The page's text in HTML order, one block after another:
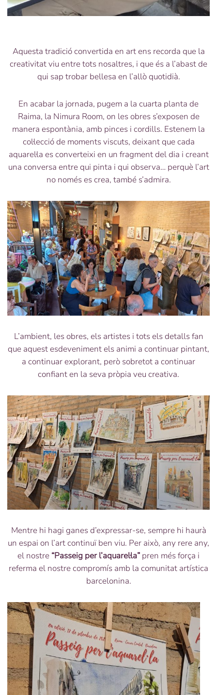
Aquesta tradició convertida en art ens recorda que la
creativitat viu entre tots nosaltres, i que és a l’abast de
qui sap trobar bellesa en l’allò quotidià.
En acabar la jornada, pugem a la cuarta planta de
Raima, la Nimura Room, on les obres s’exposen de
manera espontània, amb pinces i cordills. Estenem la
col·lecció de moments viscuts, deixant que cada
aquarel·la es converteixi en un fragment del dia i creant
una conversa entre qui pinta i qui observa… perquè l’art
no només es crea, també s’admira.
L’ambient, les obres, els artistes i tots els detalls fan
que aquest esdeveniment els animi a continuar pintant,
a continuar explorant, però sobretot a continuar
confiant en la seva pròpia veu creativa.
Mentre hi hagi ganes d’expressar-se, sempre hi haurà
un espai on l’art continuï ben viu. Per això, any rere any,
el nostre “Passeig per l’aquarel·la” pren més força i
referma el nostre compromís amb la comunitat artística
barcelonina.